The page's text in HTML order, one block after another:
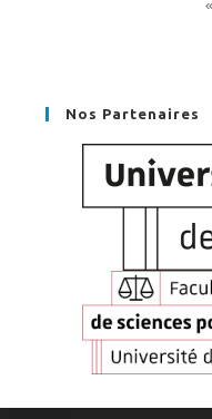
Nos Partenaires